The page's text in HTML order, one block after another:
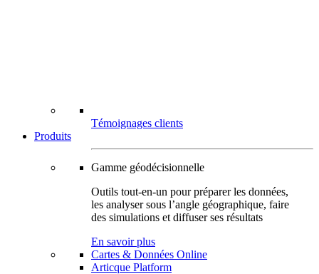
Témoignages clients
Produits
Gamme géodécisionnelle
Outils tout-en-un pour préparer les données,
les analyser sous l’angle géographique, faire
des simulations et diffuser ses résultats
En savoir plus
Cartes & Données Online
Articque Platform